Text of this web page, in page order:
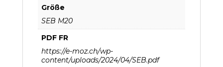
Größe
SEB M20
PDF FR
https://e-moz.ch/wp-
content/uploads/2024/04/SEB.pdf